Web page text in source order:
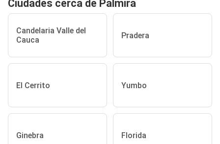
Ciudades cerca de Palmira
Candelaria Valle del
Cauca
Pradera
El Cerrito Yumbo
Ginebra Florida